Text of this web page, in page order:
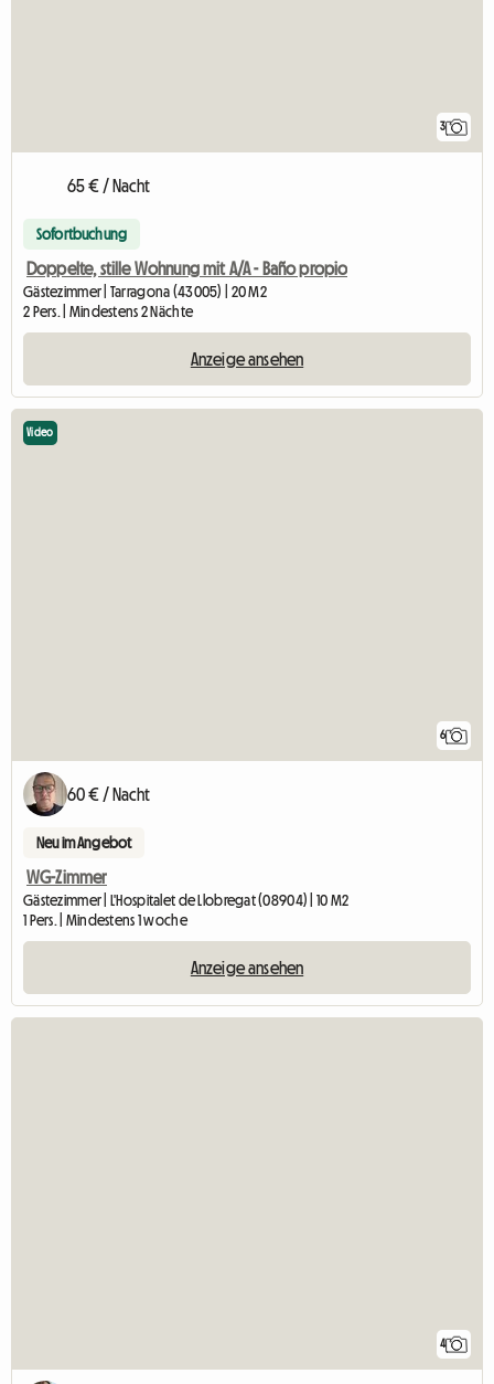
3
65 € / Nacht
Sofortbuchung
Doppelte, stille Wohnung mit A/A - Baño propio
Gästezimmer | Tarragona (43005) | 20 M2
2 Pers. | Mindestens 2 Nächte
Anzeige ansehen
6
Video
60 € / Nacht
Neu im Angebot
WG-Zimmer
Gästezimmer | L'Hospitalet de Llobregat (08904) | 10 M2
1 Pers. | Mindestens 1 woche
Anzeige ansehen
4